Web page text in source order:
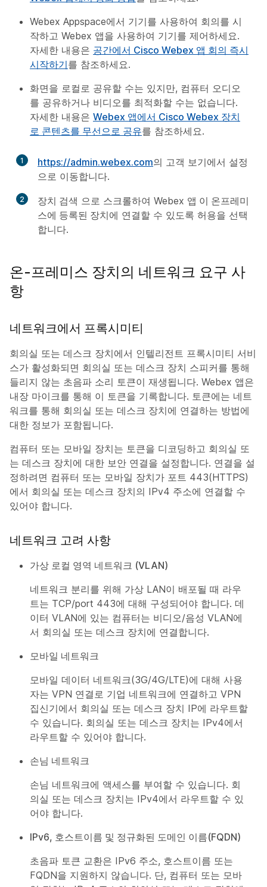
Webex Appspace에서 기기를 사용하여 회의를 시
작하고 Webex 앱을 사용하여 기기를 제어하세요.
자세한 내용은 공간에서 Cisco Webex 앱 회의 즉시
시작하기를 참조하세요.
화면을 로컬로 공유할 수는 있지만, 컴퓨터 오디오
를 공유하거나 비디오를 최적화할 수는 없습니다.
자세한 내용은 Webex 앱에서 Cisco Webex 장치
로 콘텐츠를 무선으로 공유를 참조하세요.
1 https://admin.webex.com의 고객 보기에서 설정
으로 이동합니다.
2 장치 검색 으로 스크롤하여 Webex 앱 이 온프레미
스에 등록된 장치에 연결할 수 있도록 허용을 선택
합니다.
온-프레미스 장치의 네트워크 요구 사
항
네트워크에서 프록시미티
회의실 또는 데스크 장치에서 인텔리전트 프록시미티 서비
스가 활성화되면 회의실 또는 데스크 장치 스피커를 통해
들리지 않는 초음파 소리 토큰이 재생됩니다. Webex 앱은
내장 마이크를 통해 이 토큰을 기록합니다. 토큰에는 네트
워크를 통해 회의실 또는 데스크 장치에 연결하는 방법에
대한 정보가 포함됩니다.
컴퓨터 또는 모바일 장치는 토큰을 디코딩하고 회의실 또
는 데스크 장치에 대한 보안 연결을 설정합니다. 연결을 설
정하려면 컴퓨터 또는 모바일 장치가 포트 443(HTTPS)
에서 회의실 또는 데스크 장치의 IPv4 주소에 연결할 수
있어야 합니다.
네트워크 고려 사항
가상 로컬 영역 네트워크 (VLAN)
네트워크 분리를 위해 가상 LAN이 배포될 때 라우
트는 TCP/port 443에 대해 구성되어야 합니다. 데
이터 VLAN에 있는 컴퓨터는 비디오/음성 VLAN에
서 회의실 또는 데스크 장치에 연결합니다.
모바일 네트워크
모바일 데이터 네트워크(3G/4G/LTE)에 대해 사용
자는 VPN 연결로 기업 네트워크에 연결하고 VPN
집신기에서 회의실 또는 데스크 장치 IP에 라우트할
수 있습니다. 회의실 또는 데스크 장치는 IPv4에서
라우트할 수 있어야 합니다.
손님 네트워크
손님 네트워크에 액세스를 부여할 수 있습니다. 회
의실 또는 데스크 장치는 IPv4에서 라우트할 수 있
어야 합니다.
IPv6, 호스트이름 및 정규화된 도메인 이름(FQDN)
초음파 토큰 교환은 IPv6 주소, 호스트이름 또는
FQDN을 지원하지 않습니다. 단, 컴퓨터 또는 모바